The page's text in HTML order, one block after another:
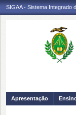
SIGAA - Sistema Integrado
Apresentação